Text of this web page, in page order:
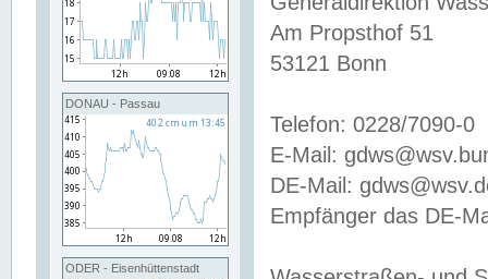
DONAU - Passau
ODER - Eisenhüttenstadt
Am Propsthof 51
53121 Bonn
Telefon: 0228/7090-0
E-Mail:
DE-Mail:
Empfänger das DE-